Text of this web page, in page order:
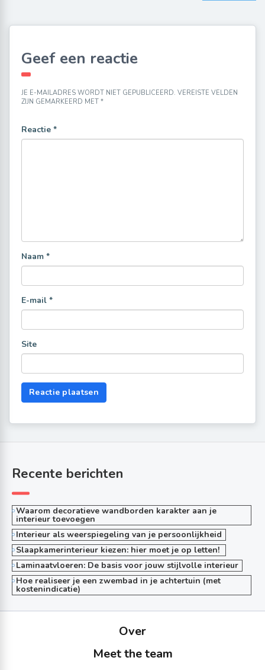
Geef een reactie
JE E-MAILADRES WORDT NIET GEPUBLICEERD. VEREISTE VELDEN
ZIJN GEMARKEERD MET *
Reactie *
Naam *
E-mail *
Site
Recente berichten
Waarom decoratieve wandborden karakter aan je
interieur toevoegen
Interieur als weerspiegeling van je persoonlijkheid
Slaapkamerinterieur kiezen: hier moet je op letten!
Laminaatvloeren: De basis voor jouw stijlvolle interieur
Hoe realiseer je een zwembad in je achtertuin (met
kostenindicatie)
Over
Meet the team